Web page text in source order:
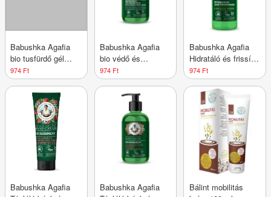
Babushka Agafia
bio tusfürdő gél
antioxidáns sarki
fehérnyír- és
vörösáfonya-
kivonattal 260 ml
974 Ft
Babushka Agafia
bio védő és
hidratáló folyékony
szappan zsálya,
rozmaring illóolaj és
zsályacserje
kivonattal 300 ml
974 Ft
Babushka Agafia
Hidratáló és frissítő
tusfürdő gél 5
mezei
gyógynövénnyel
974 Ft
Babushka Agafia
Babushka Agafia
Bálint mobilitás